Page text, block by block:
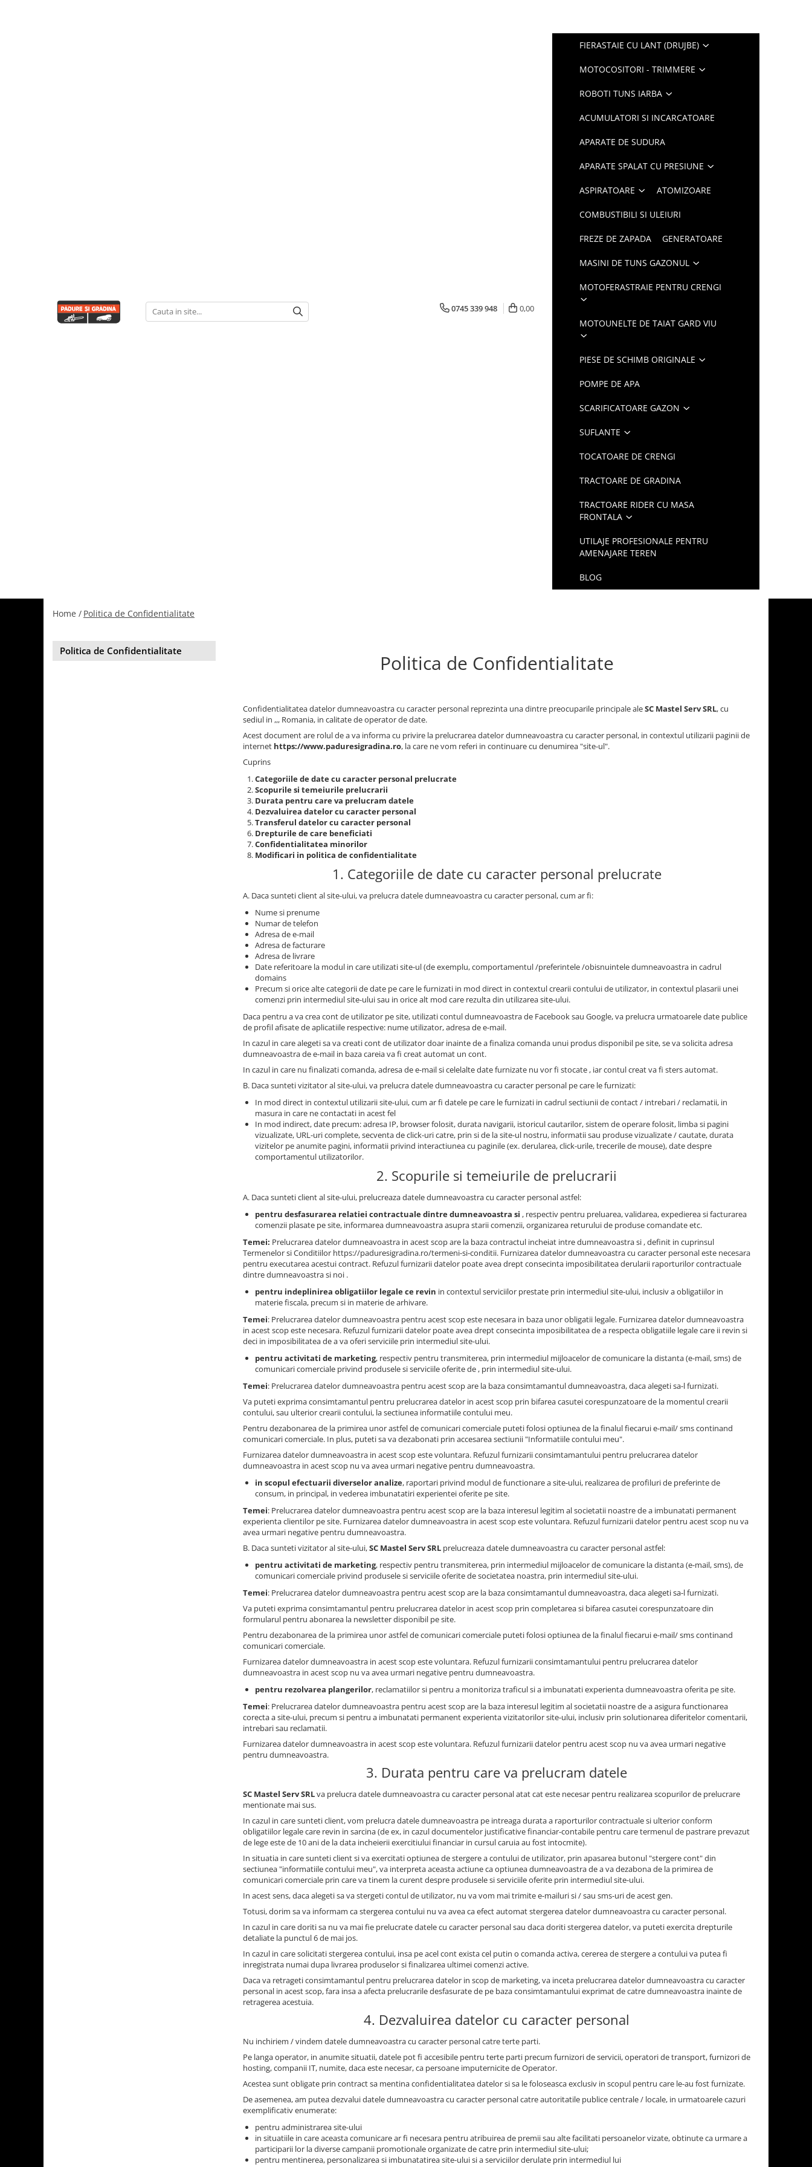
0745 339 948 0,00
FIERASTAIE CU LANT (DRUJBE)
MOTOCOSITORI - TRIMMERE
ROBOTI TUNS IARBA
ACUMULATORI SI INCARCATOARE
APARATE DE SUDURA
APARATE SPALAT CU PRESIUNE
ASPIRATOARE ATOMIZOARE
COMBUSTIBILI SI ULEIURI
FREZE DE ZAPADA GENERATOARE
MASINI DE TUNS GAZONUL
MOTOFERASTRAIE PENTRU CRENGI
MOTOUNELTE DE TAIAT GARD VIU
PIESE DE SCHIMB ORIGINALE
POMPE DE APA
SCARIFICATOARE GAZON
SUFLANTE
TOCATOARE DE CRENGI
TRACTOARE DE GRADINA
TRACTOARE RIDER CU MASA
FRONTALA
UTILAJE PROFESIONALE PENTRU
AMENAJARE TEREN
BLOG
Home / Politica de Confidentialitate
Politica de Confidentialitate
Confidentialitatea datelor dumneavoastra cu caracter personal reprezinta una dintre preocuparile principale aleSC Mastel Serv SRL, cu
sediul in ,,, Romania, in calitate de operator de date.
Acest document are rolul de a va informa cu privire la prelucrarea datelor dumneavoastra cu caracter personal, in contextul utilizarii paginii de
internet https://www.paduresigradina.ro, la care ne vom referi in continuare cu denumirea "site-ul".
Cuprins
Categoriile de date cu caracter personal prelucrate
Scopurile si temeiurile prelucrarii
Durata pentru care va prelucram datele
Dezvaluirea datelor cu caracter personal
Transferul datelor cu caracter personal
Drepturile de care beneficiati
Confidentialitatea minorilor
Modificari in politica de confidentialitate
1. Categoriile de date cu caracter personal prelucrate
A. Daca sunteti client al site-ului, va prelucra datele dumneavoastra cu caracter personal, cum ar fi:
Nume si prenume
Numar de telefon
Adresa de e-mail
Adresa de facturare
Adresa de livrare
Date referitoare la modul in care utilizati site-ul (de exemplu, comportamentul /preferintele /obisnuintele dumneavoastra in cadrul
domains
Precum si orice alte categorii de date pe care le furnizati in mod direct in contextul crearii contului de utilizator, in contextul plasarii unei
comenzi prin intermediul site-ului sau in orice alt mod care rezulta din utilizarea site-ului.
Daca pentru a va crea cont de utilizator pe site, utilizati contul dumneavoastra de Facebook sau Google, va prelucra urmatoarele date publice
de profil afisate de aplicatiile respective: nume utilizator, adresa de e-mail.
In cazul in care alegeti sa va creati cont de utilizator doar inainte de a finaliza comanda unui produs disponibil pe site, se va solicita adresa
dumneavoastra de e-mail in baza careia va fi creat automat un cont.
In cazul in care nu finalizati comanda, adresa de e-mail si celelalte date furnizate nu vor fi stocate , iar contul creat va fi sters automat.
B. Daca sunteti vizitator al site-ului, va prelucra datele dumneavoastra cu caracter personal pe care le furnizati:
In mod direct in contextul utilizarii site-ului, cum ar fi datele pe care le furnizati in cadrul sectiunii de contact / intrebari / reclamatii, in
masura in care ne contactati in acest fel
In mod indirect, date precum: adresa IP, browser folosit, durata navigarii, istoricul cautarilor, sistem de operare folosit, limba si pagini
vizualizate, URL-uri complete, secventa de click-uri catre, prin si de la site-ul nostru, informatii sau produse vizualizate / cautate, durata
vizitelor pe anumite pagini, informatii privind interactiunea cu paginile (ex. derularea, click-urile, trecerile de mouse), date despre
comportamentul utilizatorilor.
2. Scopurile si temeiurile de prelucrarii
A. Daca sunteti client al site-ului, prelucreaza datele dumneavoastra cu caracter personal astfel:
pentru desfasurarea relatiei contractuale dintre dumneavoastra si , respectiv pentru preluarea, validarea, expedierea si facturarea
comenzii plasate pe site, informarea dumneavoastra asupra starii comenzii, organizarea returului de produse comandate etc.
Temei: Prelucrarea datelor dumneavoastra in acest scop are la baza contractul incheiat intre dumneavoastra si , definit in cuprinsul
Termenelor si Conditiilor https://paduresigradina.ro/termeni-si-conditii. Furnizarea datelor dumneavoastra cu caracter personal este necesara
pentru executarea acestui contract. Refuzul furnizarii datelor poate avea drept consecinta imposibilitatea derularii raporturilor contractuale
dintre dumneavoastra si noi .
pentru indeplinirea obligatiilor legale ce revin in contextul serviciilor prestate prin intermediul site-ului, inclusiv a obligatiilor in
materie fiscala, precum si in materie de arhivare.
Temei: Prelucrarea datelor dumneavoastra pentru acest scop este necesara in baza unor obligatii legale. Furnizarea datelor dumneavoastra
in acest scop este necesara. Refuzul furnizarii datelor poate avea drept consecinta imposibilitatea de a respecta obligatiile legale care ii revin si
deci in imposibilitatea de a va oferi serviciile prin intermediul site-ului.
pentru activitati de marketing, respectiv pentru transmiterea, prin intermediul mijloacelor de comunicare la distanta (e-mail, sms) de
comunicari comerciale privind produsele si serviciile oferite de , prin intermediul site-ului.
Temei: Prelucrarea datelor dumneavoastra pentru acest scop are la baza consimtamantul dumneavoastra, daca alegeti sa-l furnizati.
Va puteti exprima consimtamantul pentru prelucrarea datelor in acest scop prin bifarea casutei corespunzatoare de la momentul crearii
contului, sau ulterior crearii contului, la sectiunea informatiile contului meu.
Pentru dezabonarea de la primirea unor astfel de comunicari comerciale puteti folosi optiunea de la finalul fiecarui e-mail/ sms continand
comunicari comerciale. In plus, puteti sa va dezabonati prin accesarea sectiunii "Informatiile contului meu".
Furnizarea datelor dumneavoastra in acest scop este voluntara. Refuzul furnizarii consimtamantului pentru prelucrarea datelor
dumneavoastra in acest scop nu va avea urmari negative pentru dumneavoastra.
in scopul efectuarii diverselor analize, raportari privind modul de functionare a site-ului, realizarea de profiluri de preferinte de
consum, in principal, in vederea imbunatatiri experientei oferite pe site.
Temei: Prelucrarea datelor dumneavoastra pentru acest scop are la baza interesul legitim al societatii noastre de a imbunatati permanent
experienta clientilor pe site. Furnizarea datelor dumneavoastra in acest scop este voluntara. Refuzul furnizarii datelor pentru acest scop nu va
avea urmari negative pentru dumneavoastra.
B. Daca sunteti vizitator al site-ului,SC Mastel Serv SRL prelucreaza datele dumneavoastra cu caracter personal astfel:
pentru activitati de marketing, respectiv pentru transmiterea, prin intermediul mijloacelor de comunicare la distanta (e-mail, sms), de
comunicari comerciale privind produsele si serviciile oferite de societatea noastra, prin intermediul site-ului.
Temei: Prelucrarea datelor dumneavoastra pentru acest scop are la baza consimtamantul dumneavoastra, daca alegeti sa-l furnizati.
Va puteti exprima consimtamantul pentru prelucrarea datelor in acest scop prin completarea si bifarea casutei corespunzatoare din
formularul pentru abonarea la newsletter disponibil pe site.
Pentru dezabonarea de la primirea unor astfel de comunicari comerciale puteti folosi optiunea de la finalul fiecarui e-mail/ sms continand
comunicari comerciale.
Furnizarea datelor dumneavoastra in acest scop este voluntara. Refuzul furnizarii consimtamantului pentru prelucrarea datelor
dumneavoastra in acest scop nu va avea urmari negative pentru dumneavoastra.
pentru rezolvarea plangerilor, reclamatiilor si pentru a monitoriza traficul si a imbunatati experienta dumneavoastra oferita pe site.
Temei: Prelucrarea datelor dumneavoastra pentru acest scop are la baza interesul legitim al societatii noastre de a asigura functionarea
corecta a site-ului, precum si pentru a imbunatati permanent experienta vizitatorilor site-ului, inclusiv prin solutionarea diferitelor comentarii,
intrebari sau reclamatii.
Furnizarea datelor dumneavoastra in acest scop este voluntara. Refuzul furnizarii datelor pentru acest scop nu va avea urmari negative
pentru dumneavoastra.
3. Durata pentru care va prelucram datele
SC Mastel Serv SRLva prelucra datele dumneavoastra cu caracter personal atat cat este necesar pentru realizarea scopurilor de prelucrare
mentionate mai sus.
In cazul in care sunteti client, vom prelucra datele dumneavoastra pe intreaga durata a raporturilor contractuale si ulterior conform
obligatiilor legale care revin in sarcina (de ex, in cazul documentelor justificative financiar-contabile pentru care termenul de pastrare prevazut
de lege este de 10 ani de la data incheierii exercitiului financiar in cursul caruia au fost intocmite).
In situatia in care sunteti client si va exercitati optiunea de stergere a contului de utilizator, prin apasarea butonul "stergere cont" din
sectiunea "informatiile contului meu", va interpreta aceasta actiune ca optiunea dumneavoastra de a va dezabona de la primirea de
comunicari comerciale prin care va tinem la curent despre produsele si serviciile oferite prin intermediul site-ului.
In acest sens, daca alegeti sa va stergeti contul de utilizator, nu va vom mai trimite e-mailuri si / sau sms-uri de acest gen.
Totusi, dorim sa va informam ca stergerea contului nu va avea ca efect automat stergerea datelor dumneavoastra cu caracter personal.
In cazul in care doriti sa nu va mai fie prelucrate datele cu caracter personal sau daca doriti stergerea datelor, va puteti exercita drepturile
detaliate la punctul 6 de mai jos.
In cazul in care solicitati stergerea contului, insa pe acel cont exista cel putin o comanda activa, cererea de stergere a contului va putea fi
inregistrata numai dupa livrarea produselor si finalizarea ultimei comenzi active.
Daca va retrageti consimtamantul pentru prelucrarea datelor in scop de marketing, va inceta prelucrarea datelor dumneavoastra cu caracter
personal in acest scop, fara insa a afecta prelucrarile desfasurate de pe baza consimtamantului exprimat de catre dumneavoastra inainte de
retragerea acestuia.
4. Dezvaluirea datelor cu caracter personal
Nu inchiriem / vindem datele dumneavoastra cu caracter personal catre terte parti.
Pe langa operator, in anumite situatii, datele pot fi accesibile pentru terte parti precum furnizori de servicii, operatori de transport, furnizori de
hosting, companii IT, numite, daca este necesar, ca persoane imputernicite de Operator.
Acestea sunt obligate prin contract sa mentina confidentialitatea datelor si sa le foloseasca exclusiv in scopul pentru care le-au fost furnizate.
De asemenea, am putea dezvalui datele dumneavoastra cu caracter personal catre autoritatile publice centrale / locale, in urmatoarele cazuri
exemplificativ enumerate:
pentru administrarea site-ului
in situatiile in care aceasta comunicare ar fi necesara pentru atribuirea de premii sau alte facilitati persoanelor vizate, obtinute ca urmare a
participarii lor la diverse campanii promotionale organizate de catre prin intermediul site-ului;
pentru mentinerea, personalizarea si imbunatatirea site-ului si a serviciilor derulate prin intermediul lui
Politica de Confidentialitate